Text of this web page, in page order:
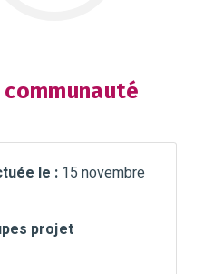
le : 15 novembre
projet